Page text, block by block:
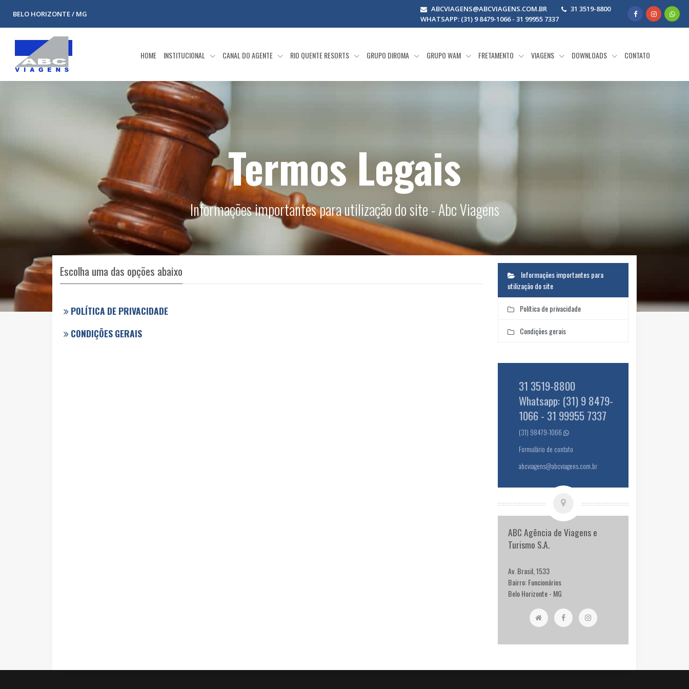
BELO HORIZONTE / MG
ABCVIAGENS@ABCVIAGENS.COM.BR
31 3519-8800
WHATSAPP: (31) 9 8479-1066 - 31 99955 7337
HOME INSTITUCIONAL CANAL DO AGENTE RIO QUENTE RESORTS GRUPO DIROMA GRUPO WAM FRETAMENTO VIAGENS DOWNLOADS CONTATO
Termos Legais
Informações importantes para utilização do site - Abc Viagens
Escolha uma das opções abaixo
POLÍTICA DE PRIVACIDADE
CONDIÇÕES GERAIS
Informações importantes para
utilização do site
Política de privacidade
Condições gerais
31 3519-8800
Whatsapp: (31) 9 8479-
1066 - 31 99955 7337
(31) 98479-1066
Formulário de contato
abcviagens@abcviagens.com.br
ABC Agência de Viagens e
Turismo S.A.
Av. Brasil, 1533
Bairro: Funcionários
Belo Horizonte - MG